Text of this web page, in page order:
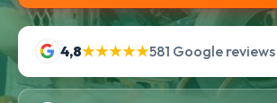
4,8★★★★★581 Google reviews